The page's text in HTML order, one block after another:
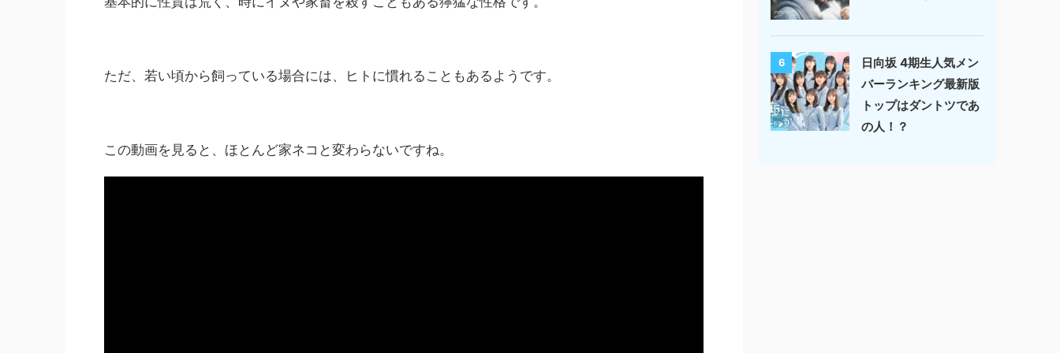
ただ、若い頃から飼っている場合には、ヒトに慣れることもあるようです。
この動画を見ると、ほとんど家ネコと変わらないですね。
6
日向坂 4期生人気メン
バーランキング最新版
トップはダントツであ
の人！？